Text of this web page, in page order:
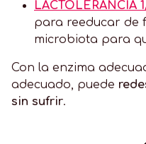
LACTOLERANCIA
para reeducar de
microbiota para
Con la enzima
adecuado, puede
sin sufrir.